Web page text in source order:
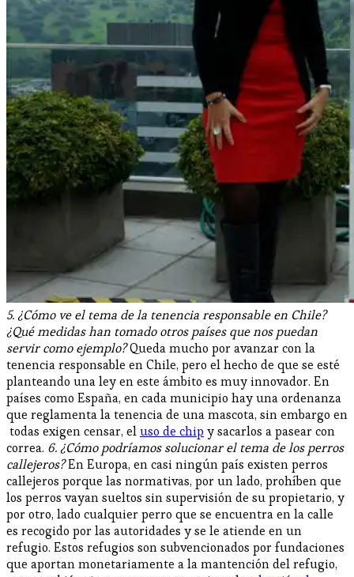
5. ¿Cómo ve el tema de la tenencia responsable en Chile?
¿Qué medidas han tomado otros países que nos puedan
servir como ejemplo?Queda mucho por avanzar con la
tenencia responsable en Chile, pero el hecho de que se esté
planteando una ley en este ámbito es muy innovador. En
países como España, en cada municipio hay una ordenanza
que reglamenta la tenencia de una mascota, sin embargo en
todas exigen censar, eluso de chip y sacarlos a pasear con
correa. 6. ¿Cómo podríamos solucionar el tema de los perros
callejeros?En Europa, en casi ningún país existen perros
callejeros porque las normativas, por un lado, prohíben que
los perros vayan sueltos sin supervisión de su propietario, y
por otro, lado cualquier perro que se encuentra en la calle
es recogido por las autoridades y se le atiende en un
refugio. Estos refugios son subvencionados por fundaciones
que aportan monetariamente a la mantención del refugio,